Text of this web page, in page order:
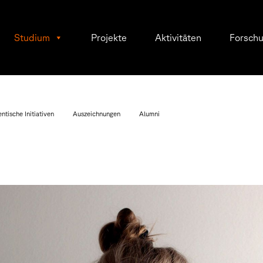
Studium Projekte Aktivitäten
Initiativen Auszeichnungen Alumni